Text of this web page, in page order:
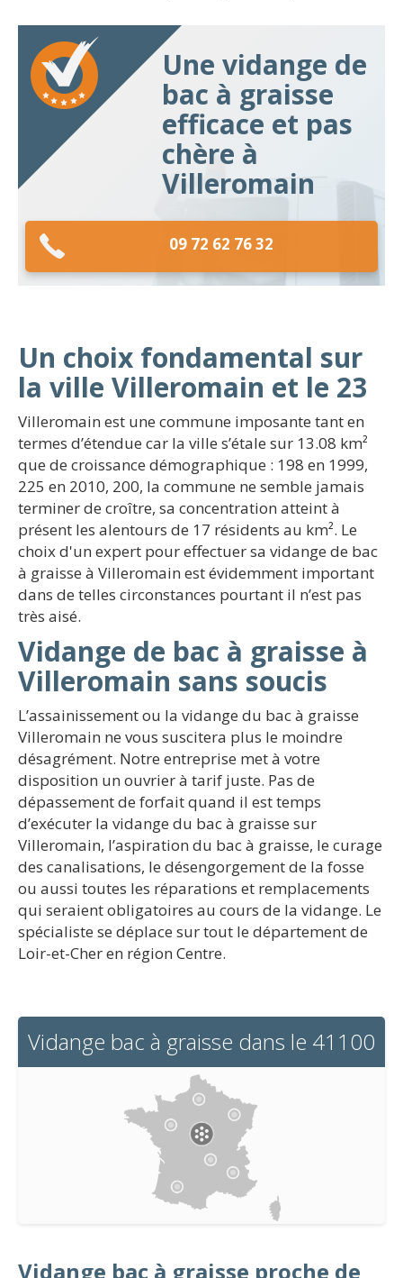
Une vidange de
bac à graisse
efficace et pas
chère à
Villeromain
09 72 62 76 32
Un choix fondamental sur
la ville Villeromain et le 23
Villeromain est une commune imposante tant en
termes d’étendue car la ville s’étale sur 13.08 km²
que de croissance démographique : 198 en 1999,
225 en 2010, 200, la commune ne semble jamais
terminer de croître, sa concentration atteint à
présent les alentours de 17 résidents au km². Le
choix d'un expert pour effectuer sa vidange de bac
à graisse à Villeromain est évidemment important
dans de telles circonstances pourtant il n’est pas
très aisé.
Vidange de bac à graisse à
Villeromain sans soucis
L’assainissement ou la vidange du bac à graisse
Villeromain ne vous suscitera plus le moindre
désagrément. Notre entreprise met à votre
disposition un ouvrier à tarif juste. Pas de
dépassement de forfait quand il est temps
d’exécuter la vidange du bac à graisse sur
Villeromain, l’aspiration du bac à graisse, le curage
des canalisations, le désengorgement de la fosse
ou aussi toutes les réparations et remplacements
qui seraient obligatoires au cours de la vidange. Le
spécialiste se déplace sur tout le département de
Loir-et-Cher en région Centre.
Vidange bac à graisse dans le 41100
Vidange bac à graisse proche de